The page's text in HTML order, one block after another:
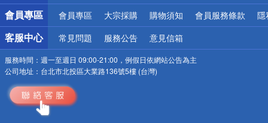
會員專區 會員專區 大宗採購 購物須知 會員服務條款 隱
客服中心 常見問題 服務公告 意見信箱
服務時間： 週一至週日 09:00-21:00，例假日依網站公告為主
公司地址： 台北市北投區大業路136號5樓 (台灣)